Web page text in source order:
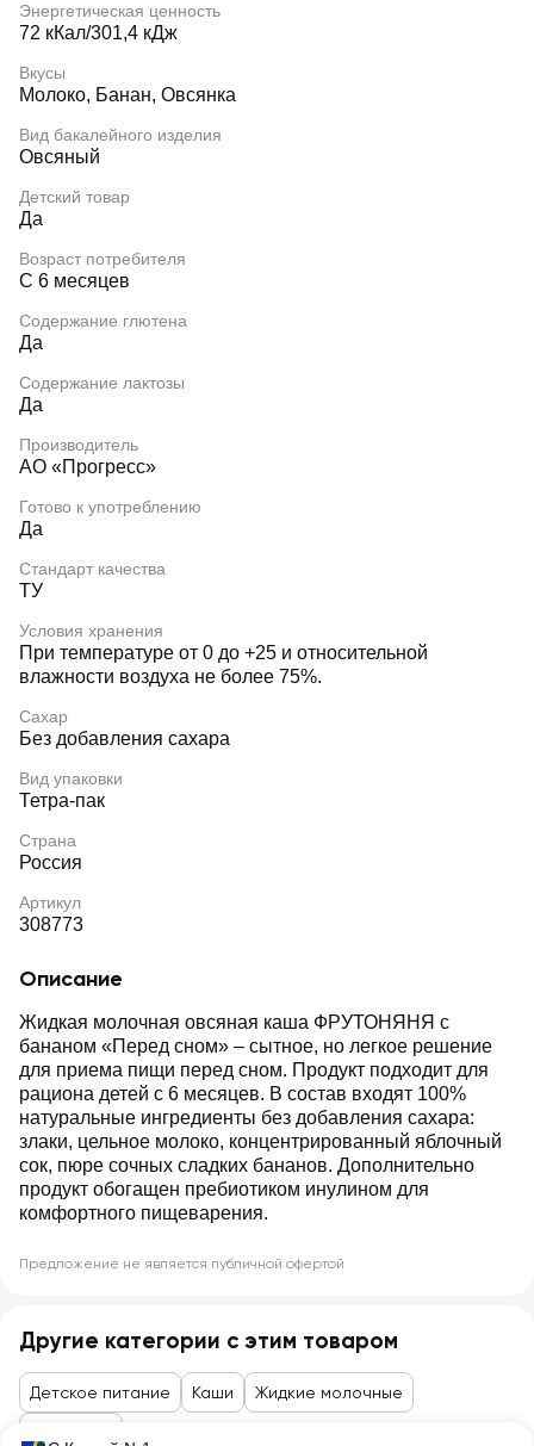
Энергетическая ценность
72 кКал/301,4 кДж
Вкусы
Молоко, Банан, Овсянка
Вид бакалейного изделия
Овсяный
Детский товар
Да
Возраст потребителя
С 6 месяцев
Содержание глютена
Да
Содержание лактозы
Да
Производитель
АО «Прогресс»
Готово к употреблению
Да
Стандарт качества
ТУ
Условия хранения
При температуре от 0 до +25 и относительной
влажности воздуха не более 75%.
Сахар
Без добавления сахара
Вид упаковки
Тетра-пак
Страна
Россия
Артикул
308773
Описание
Жидкая молочная овсяная каша ФРУТОНЯНЯ с
бананом «Перед сном» – сытное, но легкое решение
для приема пищи перед сном. Продукт подходит для
рациона детей с 6 месяцев. В состав входят 100%
натуральные ингредиенты без добавления сахара:
злаки, цельное молоко, концентрированный яблочный
сок, пюре сочных сладких бананов. Дополнительно
продукт обогащен пребиотиком инулином для
комфортного пищеварения.
Предложение не является публичной офертой
Другие категории с этим товаром
Детское питание Каши Жидкие молочные